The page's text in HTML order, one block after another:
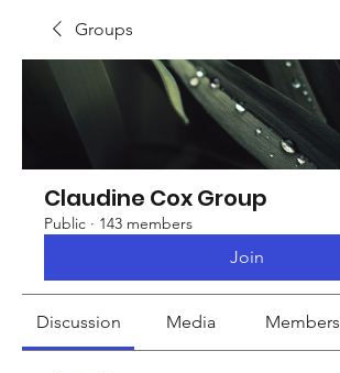
Groups
Claudine Cox Group
Public · 143 members
Join
Discussion Media Members